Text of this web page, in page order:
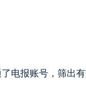
电报账号，筛出